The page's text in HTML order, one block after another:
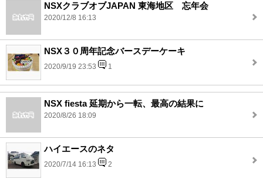
NSXクラブオブJAPAN 東海地区 忘年会
2020/12/8 16:13
NSX３０周年記念バースデーケーキ
2020/9/19 23:53 1
NSX fiesta 延期から一転、最高の結果に
2020/8/26 18:09
ハイエースのネタ
2020/7/14 16:13 2